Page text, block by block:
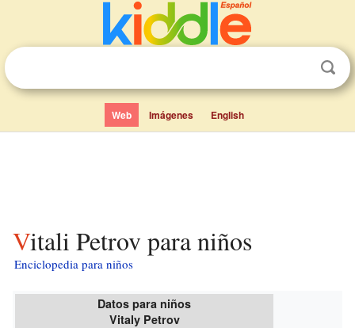
Web Imágenes English
Vitali Petrov para niños
Enciclopedia para niños
Datos para niños
Vitaly Petrov